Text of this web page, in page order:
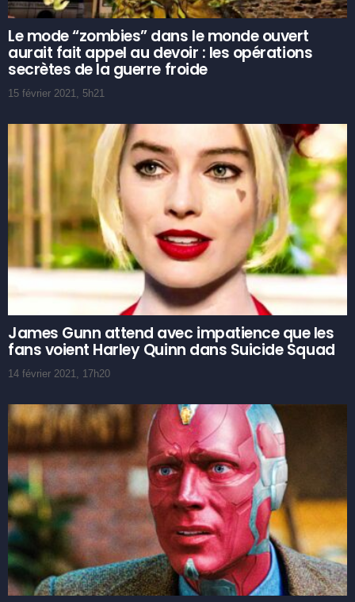
Le mode “zombies” dans le monde ouvert
aurait fait appel au devoir : les opérations
secrètes de la guerre froide
15 février 2021, 5h21
James Gunn attend avec impatience que les
fans voient Harley Quinn dans Suicide Squad
14 février 2021, 17h20